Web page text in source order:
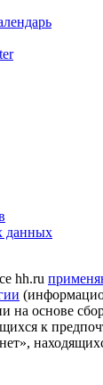
данных
hh.ru
на основе
к